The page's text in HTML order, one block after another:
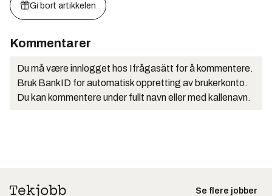
Gi bort artikkelen
Kommentarer
Du må være innlogget hos Ifrågasätt for å kommentere.
Bruk BankID for automatisk oppretting av brukerkonto.
Du kan kommentere under fullt navn eller med kallenavn.
Se flere jobber